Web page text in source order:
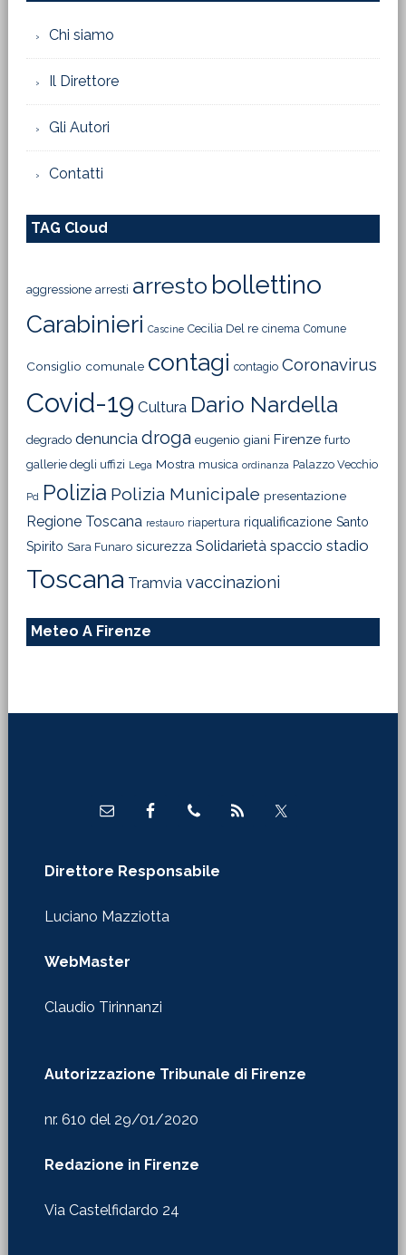
Chi siamo
Il Direttore
Gli Autori
Contatti
TAG Cloud
aggressione arresti arresto bollettino
Carabinieri Cascine Cecilia Del re cinema Comune
Consiglio comunale contagi contagio Coronavirus
Covid-19 Cultura Dario Nardella
degrado denuncia droga eugenio giani Firenze furto
gallerie degli uffizi Lega Mostra musica ordinanza Palazzo Vecchio
Pd Polizia Polizia Municipale presentazione
Regione Toscana restauro riapertura riqualificazione Santo
Spirito Sara Funaro sicurezza Solidarietà spaccio stadio
Toscana Tramvia vaccinazioni
Meteo A Firenze
Direttore Responsabile
Luciano Mazziotta
WebMaster
Claudio Tirinnanzi
Autorizzazione Tribunale di Firenze
nr. 610 del 29/01/2020
Redazione in Firenze
Via Castelfidardo 24